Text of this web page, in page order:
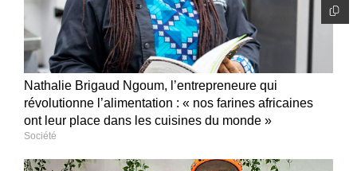
Nathalie Brigaud Ngoum, l’entrepreneure qui
révolutionne l’alimentation : « nos farines africaines
ont leur place dans les cuisines du monde »
Société